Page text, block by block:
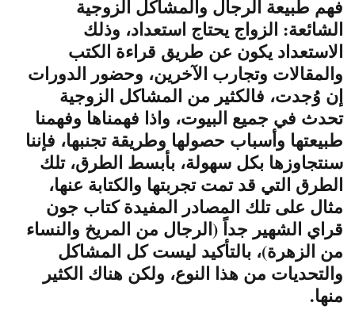
فهم طبيعة الرجال والمشاكل الزوجية
الشائعة: الزواج يحتاج استعداد، وذلك
الاستعداد يكون عن طريق قراءة الكتب
والمقالات وتجارب الآخرين، وحضور الدورات
إن وُجدت، فالكثير من المشاكل الزوجية
تحدث في جميع البيوت، واذا فهمناها وفهمنا
طبيعتها وأسباب حصولها وطريقة تجنبها، فإننا
سنتجاوزها بكل سهولة، بأبسط الطرق، تلك
الطرق التي قد تمت تجربتها والكتابة عنها،
مثال على تلك المصادر المفيدة كتاب جون
قراي الشهير جداً (الرجال من المريخ والنساء
من الزهرة)، بالتأكيد ليست كل المشاكل
والتحديات من هذا النوع، ولكن هناك الكثير
منها.